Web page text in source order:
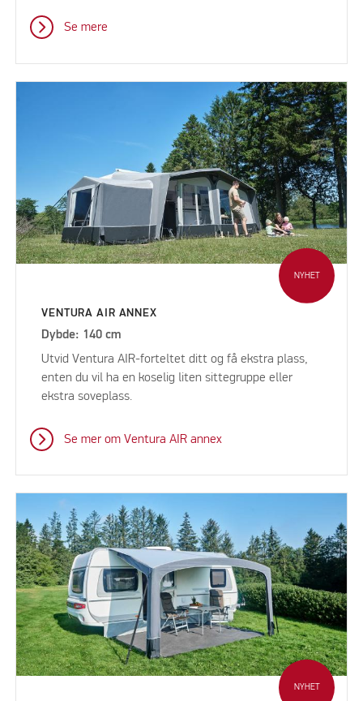
Se mere
NYHET
VENTURA AIR ANNEX
Dybde: 140 cm
Utvid Ventura AIR-forteltet ditt og få ekstra plass,
enten du vil ha en koselig liten sittegruppe eller
ekstra soveplass.
Se mer om Ventura AIR annex
NYHET